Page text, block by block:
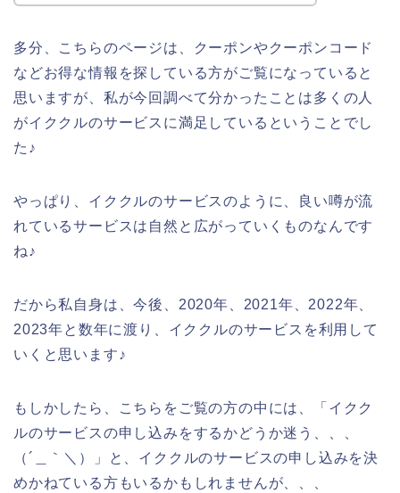
多分、こちらのページは、クーポンやクーポンコード
などお得な情報を探している方がご覧になっていると
思いますが、私が今回調べて分かったことは多くの人
がイククルのサービスに満足しているということでし
た♪
やっぱり、イククルのサービスのように、良い噂が流
れているサービスは自然と広がっていくものなんです
ね♪
だから私自身は、今後、2020年、2021年、2022年、
2023年と数年に渡り、イククルのサービスを利用して
いくと思います♪
もしかしたら、こちらをご覧の方の中には、「イクク
ルのサービスの申し込みをするかどうか迷う、、、
（´＿｀＼）」と、イククルのサービスの申し込みを決
めかねている方もいるかもしれませんが、、、